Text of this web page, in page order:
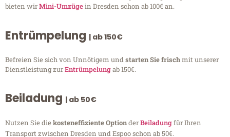
bieten wirMini-Umzügein Dresden schon ab 100€ an.
Entrümpelung | ab 150€
Befreien Sie sich von Unnötigem undstarten Sie frischmit unserer
Dienstleistung zurEntrümpelungab 150€.
Beiladung | ab 50€
Nutzen Sie diekosteneffiziente OptionderBeiladungfür Ihren
Transport zwischen Dresden und Espoo schon ab 50€.